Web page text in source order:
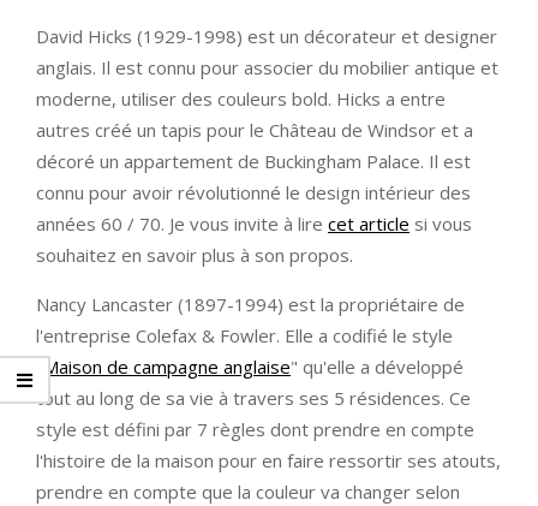
David Hicks (1929-1998) est un décorateur et designer
anglais. Il est connu pour associer du mobilier antique et
moderne, utiliser des couleurs bold. Hicks a entre
autres créé un tapis pour le Château de Windsor et a
décoré un appartement de Buckingham Palace. Il est
connu pour avoir révolutionné le design intérieur des
années 60 / 70. Je vous invite à lire cet article si vous
souhaitez en savoir plus à son propos.
Nancy Lancaster (1897-1994) est la propriétaire de
l'entreprise Colefax & Fowler. Elle a codifié le style
Maison de campagne anglaise" qu'elle a développé
tout au long de sa vie à travers ses 5 résidences. Ce
style est défini par 7 règles dont prendre en compte
l'histoire de la maison pour en faire ressortir ses atouts,
prendre en compte que la couleur va changer selon